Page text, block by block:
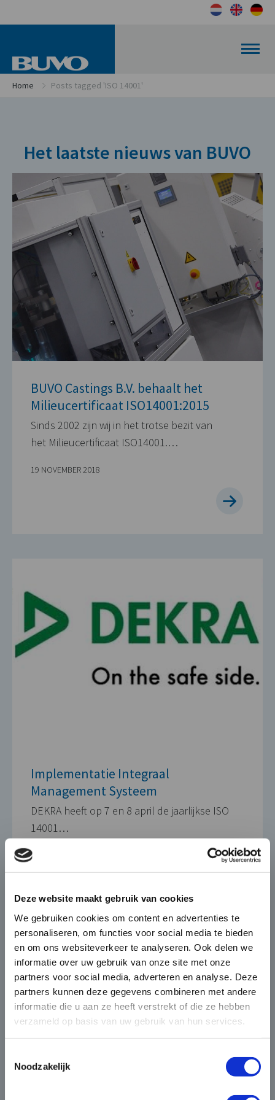
Deze website maakt gebruik van cookies
We gebruiken cookies om content en advertenties te
personaliseren, om functies voor social media te bieden
en om ons websiteverkeer te analyseren. Ook delen we
informatie over uw gebruik van onze site met onze
partners voor social media, adverteren en analyse. Deze
partners kunnen deze gegevens combineren met andere
informatie die u aan ze heeft verstrekt of die ze hebben
verzameld op basis van uw gebruik van hun services.
Noodzakelijk
Home Posts tagged 'ISO 14001'
Het laatste nieuws van BUVO
BUVO Castings B.V. behaalt het
Milieucertificaat ISO14001:2015
Sinds 2002 zijn wij in het trotse bezit van
het Milieucertificaat ISO14001.…
19 NOVEMBER 2018
Implementatie Integraal
Management Systeem
DEKRA heeft op 7 en 8 april de jaarlijkse ISO
14001…
26 MEI 2015
Mobility
De automobiel markt verandert
snel en BUVO Castings speelt hier
naadloos op in met haar
complexe en high end gietdelen
die zorgen voor
gewichtsbesparing én
warmteafvoer in elektronisch
“Met de elektrificatie van voertuigen is in
×